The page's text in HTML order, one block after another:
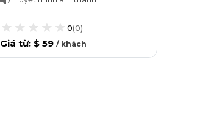
0(0)
Giá từ: $ 59 / khách